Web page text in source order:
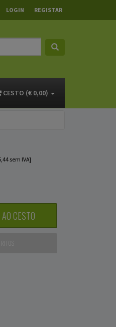
LOGIN REGISTAR
CESTO (€ 0,00)
sem IVA]
CESTO